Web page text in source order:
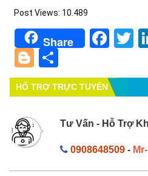
Post Views: 10.489
Share
Blogger
HỔ TRỢ TRỰC TUYẾN
Tư Vấn - Hỗ Trợ
0908648509-